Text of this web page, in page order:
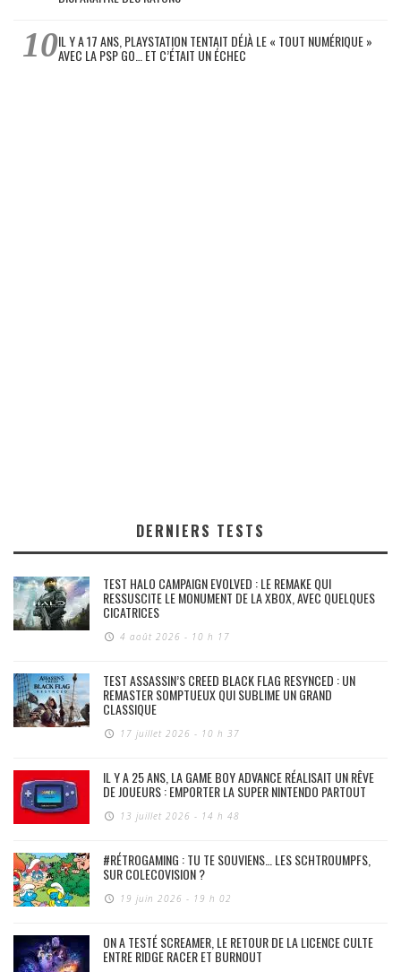
IL Y A 17 ANS, PLAYSTATION TENTAIT DÉJÀ LE « TOUT NUMÉRIQUE »
AVEC LA PSP GO… ET C’ÉTAIT UN ÉCHEC
DERNIERS TESTS
TEST HALO CAMPAIGN EVOLVED : LE REMAKE QUI
RESSUSCITE LE MONUMENT DE LA XBOX, AVEC QUELQUES
CICATRICES
4 août 2026 - 10 h 17
TEST ASSASSIN’S CREED BLACK FLAG RESYNCED : UN
REMASTER SOMPTUEUX QUI SUBLIME UN GRAND
CLASSIQUE
17 juillet 2026 - 10 h 37
IL Y A 25 ANS, LA GAME BOY ADVANCE RÉALISAIT UN RÊVE
DE JOUEURS : EMPORTER LA SUPER NINTENDO PARTOUT
13 juillet 2026 - 14 h 48
#RÉTROGAMING : TU TE SOUVIENS… LES SCHTROUMPFS,
SUR COLECOVISION ?
19 juin 2026 - 19 h 02
ON A TESTÉ SCREAMER, LE RETOUR DE LA LICENCE CULTE
ENTRE RIDGE RACER ET BURNOUT